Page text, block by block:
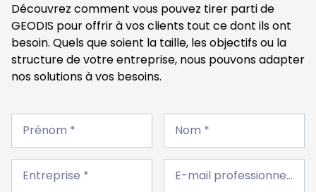
Découvrez comment vous pouvez tirer parti de
GEODIS pour offrir à vos clients tout ce dont ils ont
besoin. Quels que soient la taille, les objectifs ou la
structure de votre entreprise, nous pouvons adapter
nos solutions à vos besoins.
Prénom
Prénom *
Nom
Nom *
Entreprise
Entreprise *
E-
mail
professionnel
E-mail professionnel *